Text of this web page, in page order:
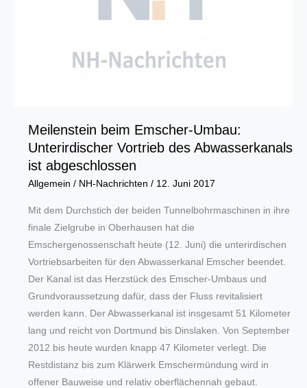
Meilenstein beim Emscher-Umbau:
Unterirdischer Vortrieb des Abwasserkanals
ist abgeschlossen
Allgemein / NH-Nachrichten / 12. Juni 2017
Mit dem Durchstich der beiden Tunnelbohrmaschinen in ihre
finale Zielgrube in Oberhausen hat die
Emschergenossenschaft heute (12. Juni) die unterirdischen
Vortriebsarbeiten für den Abwasserkanal Emscher beendet.
Der Kanal ist das Herzstück des Emscher-Umbaus und
Grundvoraussetzung dafür, dass der Fluss revitalisiert
werden kann. Der Abwasserkanal ist insgesamt 51 Kilometer
lang und reicht von Dortmund bis Dinslaken. Von September
2012 bis heute wurden knapp 47 Kilometer verlegt. Die
Restdistanz bis zum Klärwerk Emschermündung wird in
offener Bauweise und relativ oberflächennah gebaut.